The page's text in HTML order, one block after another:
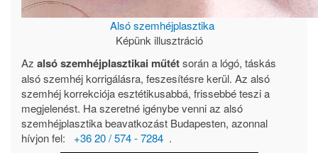
Alsó szemhéjplasztika
Képünk illusztráció
Az alsó szemhéjplasztikai műtétsorán a lógó, táskás
alsó szemhéj korrigálásra, feszesítésre kerül. Az alsó
szemhéj korrekciója esztétikusabbá, frissebbé teszi a
megjelenést. Ha szeretné igénybe venni az alsó
szemhéjplasztika beavatkozást Budapesten, azonnal
hívjon fel:
+36 20 / 574 - 7284 .